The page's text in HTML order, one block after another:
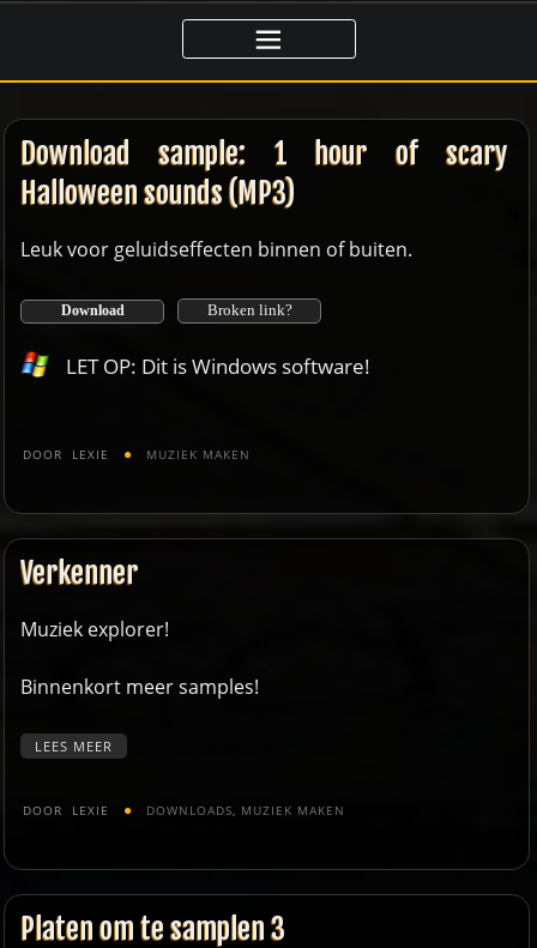
de
inhoud
Download sample: 1 hour of scary
Halloween sounds (MP3)
Leuk voor geluidseffecten binnen of buiten.
Download Broken link?
LET OP: Dit is Windows software!
DOOR LEXIE MUZIEK MAKEN
Verkenner
Muziek explorer!
Binnenkort meer samples!
LEES MEER
DOOR LEXIE DOWNLOADS, MUZIEK MAKEN
Platen om te samplen 3